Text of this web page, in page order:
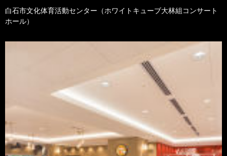
白石市文化体育活動センター（ホワイトキューブ大林組コンサート
ホール）